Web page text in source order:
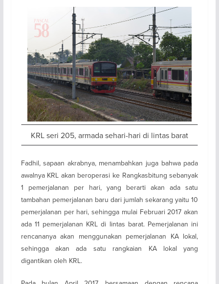
KRL seri 205, armada sehari-hari di lintas barat
Fadhil, sapaan akrabnya, menambahkan juga bahwa pada
awalnya KRL akan beroperasi ke Rangkasbitung sebanyak
1 pemerjalanan per hari, yang berarti akan ada satu
tambahan pemerjalanan baru dari jumlah sekarang yaitu 10
pemerjalanan per hari, sehingga mulai Februari 2017 akan
ada 11 pemerjalanan KRL di lintas barat. Pemerjalanan ini
rencananya akan menggunakan pemerjalanan KA lokal,
sehingga akan ada satu rangkaian KA lokal yang
digantikan oleh KRL.